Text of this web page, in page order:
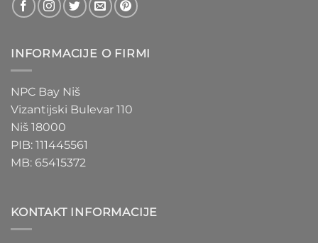
INFORMACIJE O FIRMI
NPC Bay Niš
Vizantijski Bulevar 110
Niš 18000
PIB: 111445561
MB: 65415372
KONTAKT INFORMACIJE